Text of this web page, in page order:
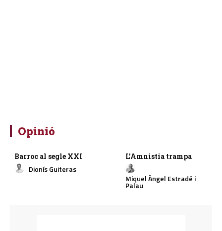
Opinió
Barroc al segle XXI
Dionís Guiteras
L’Amnistia trampa
Miquel Àngel Estradé i
Palau